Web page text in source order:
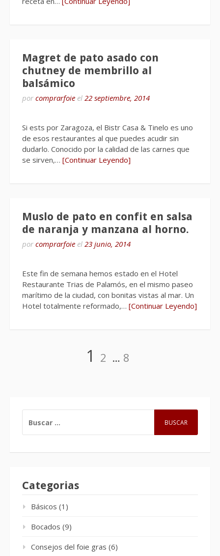
Magret de pato asado con
chutney de membrillo al
balsámico
por comprarfoie el 22 septiembre, 2014
Si ests por Zaragoza, el Bistr Casa & Tinelo es uno
de esos restaurantes al que puedes acudir sin
dudarlo. Conocido por la calidad de las carnes que
se sirven,… [Continuar Leyendo]
Muslo de pato en confit en salsa
de naranja y manzana al horno.
por comprarfoie el 23 junio, 2014
Este fin de semana hemos estado en el Hotel
Restaurante Trias de Palamós, en el mismo paseo
marítimo de la ciudad, con bonitas vistas al mar. Un
Hotel totalmente reformado,… [Continuar Leyendo]
Página
1 Página
2 … Página
8
Categorias
Básicos (1)
Bocados (9)
Consejos del foie gras (6)